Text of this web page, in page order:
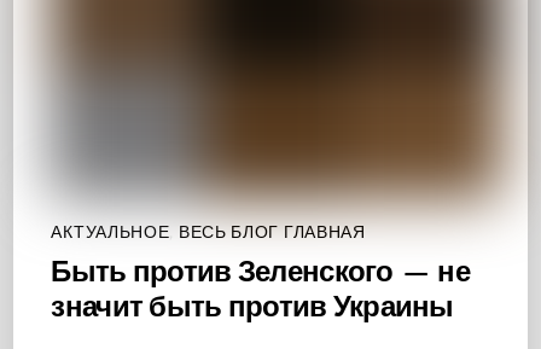
АКТУАЛЬНОЕ ВЕСЬ БЛОГ ГЛАВНАЯ
Быть против Зеленского — не
значит быть против Украины